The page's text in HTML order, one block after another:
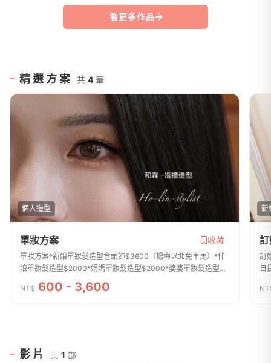
看更多作品
影片 共 1 部
精選方案 共 4 筆
個人造型
單妝方案 收藏
單妝方案*新娘單妝髮造型含頭飾$3600（楊梅以北免車馬）*伴
娘單妝髮造型$2000*媽媽單妝髮造型$2000*婆婆單妝髮造型
$2000*親友單妝髮造型$2000*新郎單妝髮造型$800*男士單妝
髮造型$600*男、女單花童妝髮造型$600*府上...
NT$ 600 - 3,600
新
訂
日
期